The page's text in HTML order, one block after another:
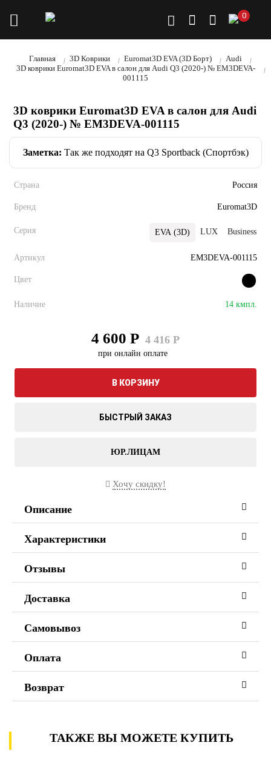
0
Главная 3D Коврики Euromat3D EVA (3D Борт)
Audi
3D коврики Euromat3D EVA в салон для Audi Q3 (2020-) № EM3DEVA-
001115
3D коврики Euromat3D EVA в салон для Audi
Q3 (2020-) № EM3DEVA-001115
Заметка: Так же подходят на Q3 Sportback (Спортбэк)
Страна Россия
Бренд Euromat3D
Серия EVA (3D) LUX Business
Артикул EM3DEVA-001115
Цвет
Наличие 14 кмпл.
4 600 Р 4 416 Р
при онлайн оплате
В КОРЗИНУ
БЫСТРЫЙ ЗАКАЗ
ЮР.ЛИЦАМ
Хочу скидку!
Описание
Характеристики
Отзывы
Доставка
Самовывоз
Оплата
Возврат
ТАКЖЕ ВЫ МОЖЕТЕ КУПИТЬ